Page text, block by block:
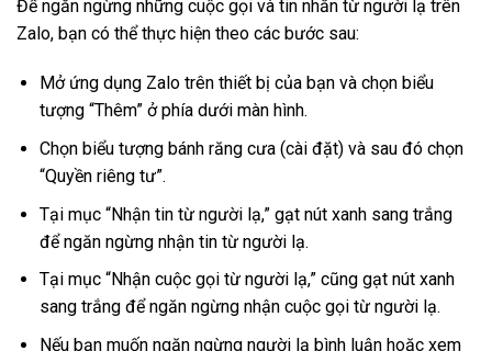
Để ngăn ngừng những cuộc gọi và tin nhắn từ người lạ trên
Zalo, bạn có thể thực hiện theo các bước sau:
Mở ứng dụng Zalo trên thiết bị của bạn và chọn biểu
tượng “Thêm” ở phía dưới màn hình.
Chọn biểu tượng bánh răng cưa (cài đặt) và sau đó chọn
“Quyền riêng tư”.
Tại mục “Nhận tin từ người lạ,” gạt nút xanh sang trắng
để ngăn ngừng nhận tin từ người lạ.
Tại mục “Nhận cuộc gọi từ người lạ,” cũng gạt nút xanh
sang trắng để ngăn ngừng nhận cuộc gọi từ người lạ.
Nếu bạn muốn ngăn ngừng người lạ bình luận hoặc xem